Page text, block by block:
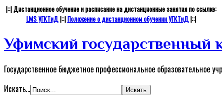
|::| Дистанционное обучение и расписание на дистанционные занятия по ссылке:
LMS УГКТиД|::|Положение о дистанционном обучении УГКТиД|::|
Уфимский государственный
Государственное бюджетное профессиональное образовательное
Искать...